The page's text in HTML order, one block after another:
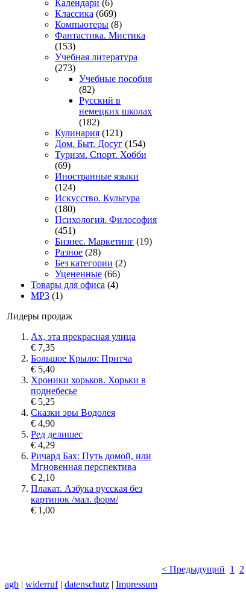
Календари (6)
Классика (669)
Компьютеры (8)
Фантастика. Мистика
(153)
Учебная литература
(273)
Учебные пособия
(82)
Русский в
немецких школах
(182)
Кулинария (121)
Дом. Быт. Досуг (154)
Туризм. Спорт. Хобби
(69)
Иностранные языки
(124)
Искусство. Культура
(180)
Психология. Философия
(451)
Бизнес. Маркетинг (19)
Разное (28)
Без категории (2)
Уцененные (66)
Товары для офиса (4)
MP3 (1)
Лидеры продаж
Ах, эта прекрасная улица
€ 7,35
Большое Крыло: Притча
€ 5,40
Хроники хорьков. Хорьки в
поднебесье
€ 5,25
Сказки эры Водолея
€ 4,90
Ред делишес
€ 4,29
Ричард Бах: Путь домой, или
Мгновенная перспектива
€ 2,10
Плакат. Азбука русская без
картинок /мал. форм/
€ 1,00
< Предыдущий 1 2
agb | widerruf| datenschutz | Impressum